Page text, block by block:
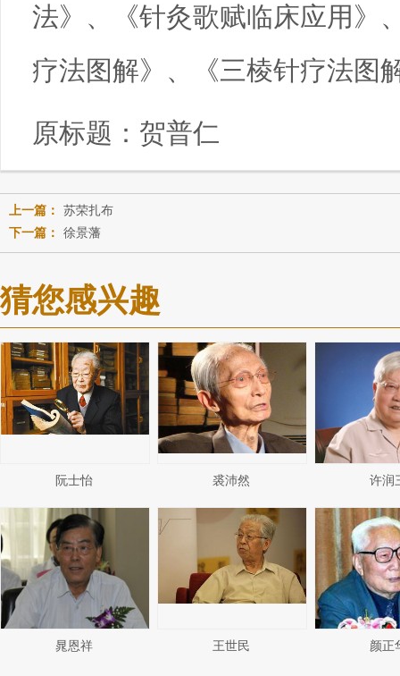
法》、《针灸歌赋临床应用》
疗法图解》、《三棱针疗法图
原标题： 贺普仁
上一篇：
苏荣扎布
下一篇：
徐景藩
猜您感兴趣
阮士怡 裘沛然 许润
晁恩祥 王世民 颜正